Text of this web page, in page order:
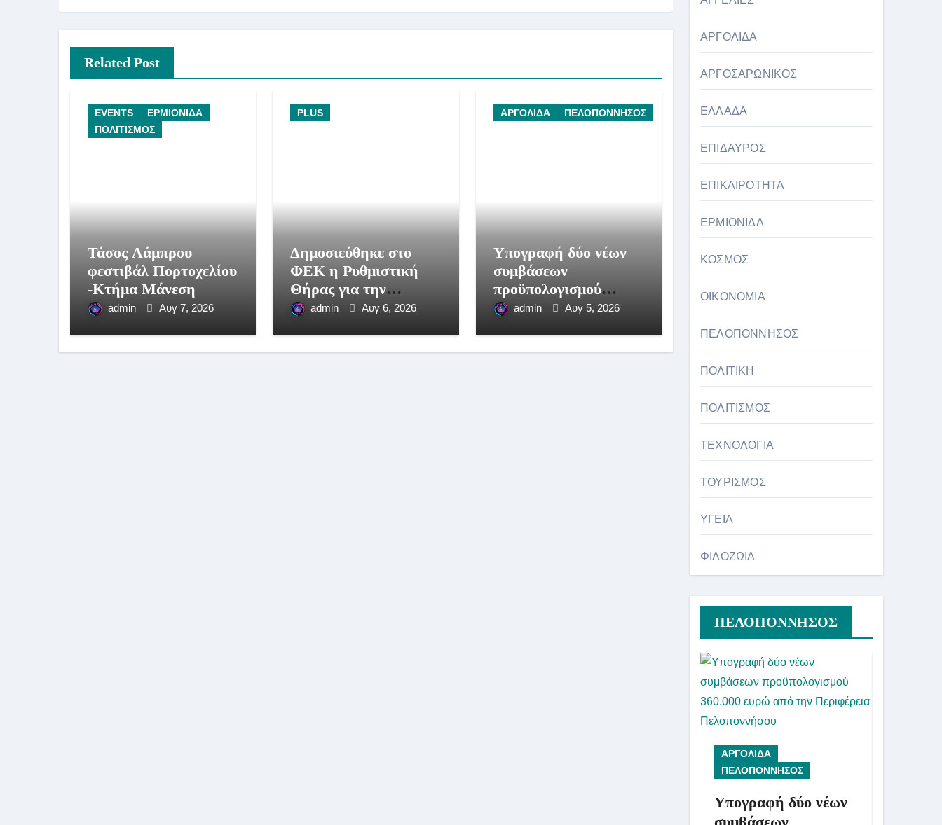
Related Post
EVENTS
ΕΡΜΙΟΝΙΔΑ
ΠΟΛΙΤΙΣΜΟΣ
Τάσος Λάμπρου
φεστιβάλ Πορτοχελίου
-Κτήμα Μάνεση
admin Αυγ 7, 2026
PLUS
Δημοσιεύθηκε στο
ΦΕΚ η Ρυθμιστική
Θήρας για την
κυνηγετική περίοδο
admin Αυγ 6, 2026
ΑΡΓΟΛΙΔΑ ΠΕΛΟΠΟΝΝΗΣΟΣ
Υπογραφή δύο νέων
συμβάσεων
προϋπολογισμού
360.000 ευρώ από την
admin Αυγ 5, 2026
ΑΡΓΟΛΙΔΑ
ΑΡΓΟΣΑΡΩΝΙΚΟΣ
ΕΛΛΑΔΑ
ΕΠΙΔΑΥΡΟΣ
ΕΠΙΚΑΙΡΟΤΗΤΑ
ΕΡΜΙΟΝΙΔΑ
ΚΟΣΜΟΣ
ΟΙΚΟΝΟΜΙΑ
ΠΕΛΟΠΟΝΝΗΣΟΣ
ΠΟΛΙΤΙΚΗ
ΠΟΛΙΤΙΣΜΟΣ
ΤΕΧΝΟΛΟΓΙΑ
ΤΟΥΡΙΣΜΟΣ
ΥΓΕΙΑ
ΦΙΛΟΖΩΙΑ
ΠΕΛΟΠΟΝΝΗΣΟΣ
ΑΡΓΟΛΙΔΑ
ΠΕΛΟΠΟΝΝΗΣΟΣ
Υπογραφή δύο νέων